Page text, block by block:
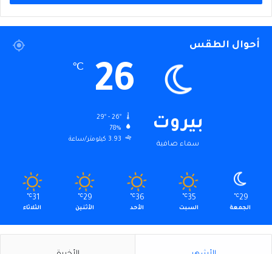
أحوال الطقس
بيروت
سماء صافية
26
℃
78%
3.93 كيلومتر/ساعة
29
℃
الجمعة
35
℃
السبت
36
℃
الأحد
29
℃
الأثنين
31
℃
الثلاثاء